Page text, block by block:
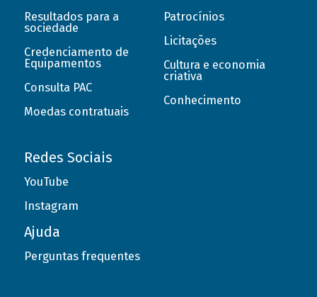
Resultados para a
sociedade
Credenciamento de
Equipamentos
Consulta PAC
Moedas contratuais
Patrocínios
Licitações
Cultura e economia
criativa
Conhecimento
Redes Sociais
YouTube
Instagram
Ajuda
Perguntas frequentes